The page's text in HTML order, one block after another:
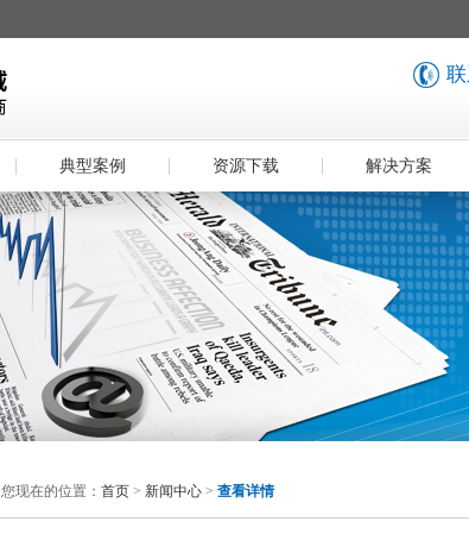
典型案例 资源下载 解决方案
您现在的位置： 首页 > 新闻中心 > 查看详情